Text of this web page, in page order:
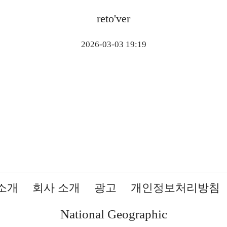
reto'ver
2026-03-03 19:19
개 회사 소개 광고 개인정보처리방침
National Geographic